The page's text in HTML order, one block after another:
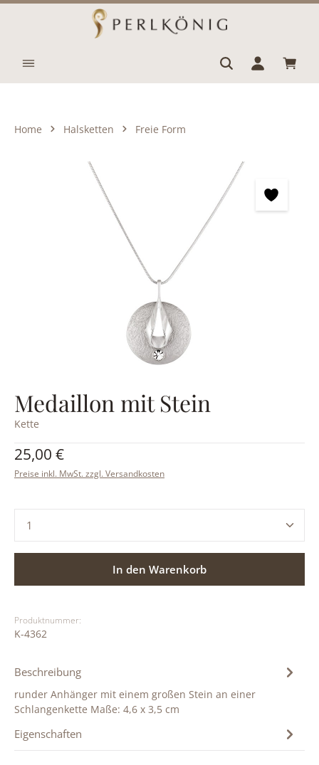
Zum Hauptinhalt springen
Home Halsketten Freie Form
Bildergalerie überspringen
Medaillon mit Stein
Kette
Regulärer Preis:
25,00 €
Preise inkl. MwSt. zzgl. Versandkosten
Produkt Anzahl: Gib den gewünschten Wert ein
In den Warenkorb
Produktnummer:
K-4362
Beschreibung
runder Anhänger mit einem großen Stein an einer
Schlangenkette Maße: 4,6 x 3,5 cm
Eigenschaften